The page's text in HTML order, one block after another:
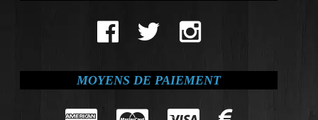
MOYENS DE PAIEMENT